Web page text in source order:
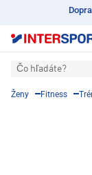
Čo hľadáte?
Ženy Fitness